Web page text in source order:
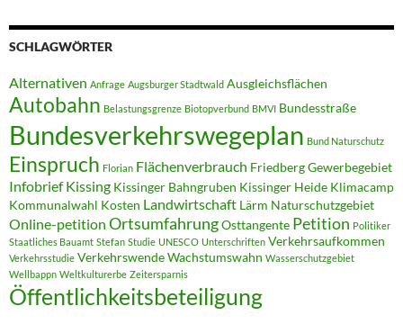
SCHLAGWÖRTER
Alternativen Anfrage Augsburger Stadtwald Ausgleichsflächen
Autobahn Belastungsgrenze Biotopverbund BMVI Bundesstraße
Bundesverkehrswegeplan Bund Naturschutz
Einspruch Florian Flächenverbrauch FriedbergGewerbegebiet
Infobrief Kissing Kissinger Bahngruben Kissinger Heide Klimacamp
Kommunalwahl Kosten Landwirtschaft Lärm Naturschutzgebiet
Online-petition OrtsumfahrungOsttangente Petition Politiker
Staatliches Bauamt Stefan Studie UNESCO Unterschriften Verkehrsaufkommen
Verkehrsstudie VerkehrswendeWachstumswahn Wasserschutzgebiet
Wellbappn Weltkulturerbe Zeitersparnis
Öffentlichkeitsbeteiligung